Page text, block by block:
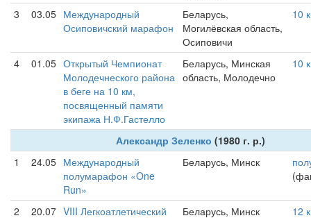
3 03.05 Международный
Осиповичский марафон
Беларусь,
Могилёвская область,
Осиповичи
10
4 01.05 Открытый Чемпионат
Молодечнеского района
в беге на 10 км,
посвященный памяти
экипажа Н.Ф.Гастелло
Беларусь, Минская
область, Молодечно
10
Александр Зеленко (1980 г. р.)
1
24.05 Международный
полумарафон «One
Run»
Беларусь, Минск
2 20.07 VIII Легкоатлетический
Беларусь, Минск 12